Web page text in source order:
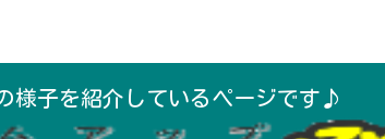
様子を紹介しているページです♪